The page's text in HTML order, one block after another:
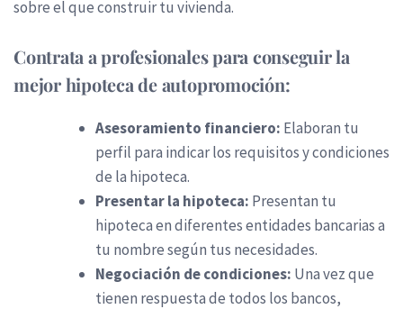
sobre el que construir tu vivienda.
Contrata a profesionales para conseguir la
mejor hipoteca de autopromoción:
Asesoramiento financiero: Elaboran tu
perfil para indicar los requisitos y condiciones
de la hipoteca.
Presentar la hipoteca: Presentan tu
hipoteca en diferentes entidades bancarias a
tu nombre según tus necesidades.
Negociación de condiciones: Una vez que
tienen respuesta de todos los bancos,